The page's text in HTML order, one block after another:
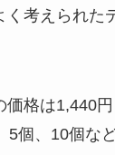
く考えられた
価格は1,440
5個、10個な